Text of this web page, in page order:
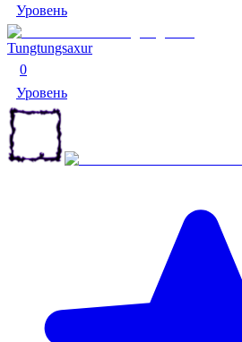
Уровень
Tungtungsaxur
0
Уровень